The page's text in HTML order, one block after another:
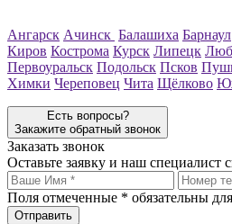
Ангарск Ачинск Балашиха Барнаул
Киров Кострома Курск Липецк
Первоуральск Подольск Псков
Химки Череповец Чита Щёлково
Есть вопросы?
Закажите обратный звонок
Заказать звонок
Оставьте заявку и наш специалист
Поля отмеченные * обязательны